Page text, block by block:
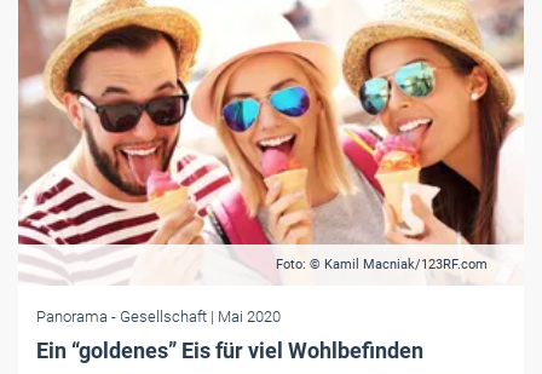
Foto: © Kamil Macniak/123RF.com
Panorama - Gesellschaft | Mai 2020
Ein “goldenes” Eis für viel Wohlbefinden